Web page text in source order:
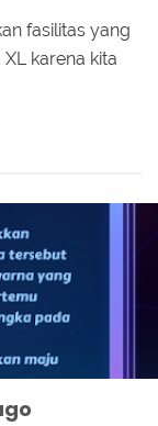
fasilitas yang
karena kita